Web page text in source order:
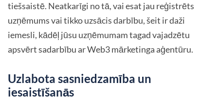
tiešsaistē. Neatkarīgi no tā, vai esat jau reģistrēts
uzņēmums vai tikko uzsācis darbību, šeit ir daži
iemesli, kādēļ jūsu uzņēmumam tagad vajadzētu
apsvērt sadarbību ar Web3 mārketinga aģentūru.
Uzlabota sasniedzamība un
iesaistīšanās